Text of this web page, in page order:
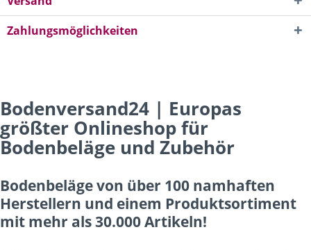
Zahlungsmöglichkeiten
Bodenversand24 | Europas
größter Onlineshop für
Bodenbeläge und Zubehör
Bodenbeläge von über 100 namhaften
Herstellern und einem Produktsortiment
mit mehr als 30.000 Artikeln!